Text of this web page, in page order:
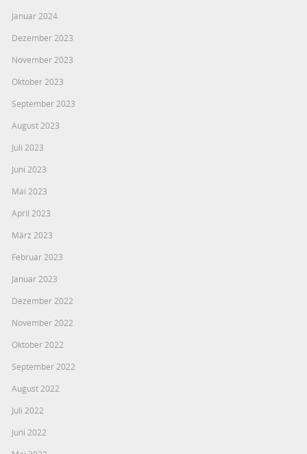
Januar 2024
Dezember 2023
November 2023
Oktober 2023
September 2023
August 2023
Juli 2023
Juni 2023
Mai 2023
April 2023
März 2023
Februar 2023
Januar 2023
Dezember 2022
November 2022
Oktober 2022
September 2022
August 2022
Juli 2022
Juni 2022